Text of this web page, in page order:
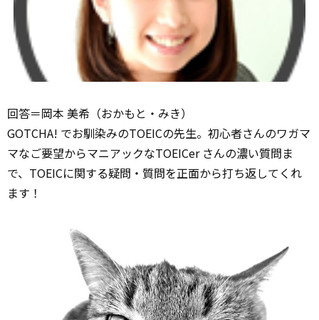
回答＝岡本 美希（おかもと・みき）
GOTCHA! でお馴染みのTOEICの先生。初心者さんのワガマ
マなご要望からマニアックなTOEICer さんの濃い質問ま
で、TOEICに関する疑問・質問を正面から打ち返してくれ
ます！